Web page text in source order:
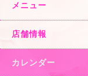
メニュー
店舗情報
カレンダー